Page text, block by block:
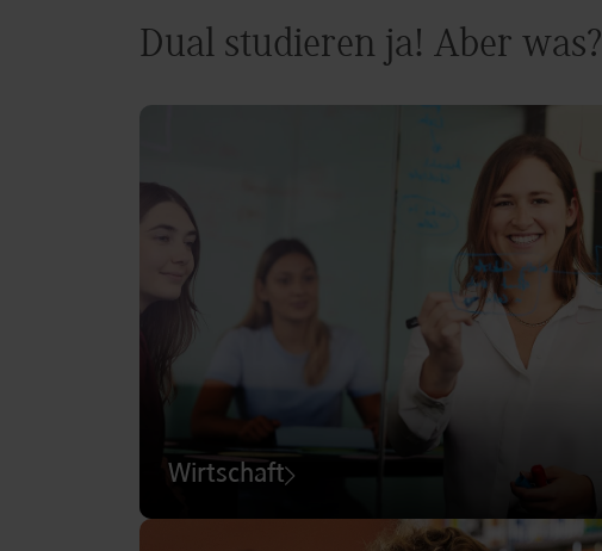
Dual studieren ja! Aber was?
Wirtschaft